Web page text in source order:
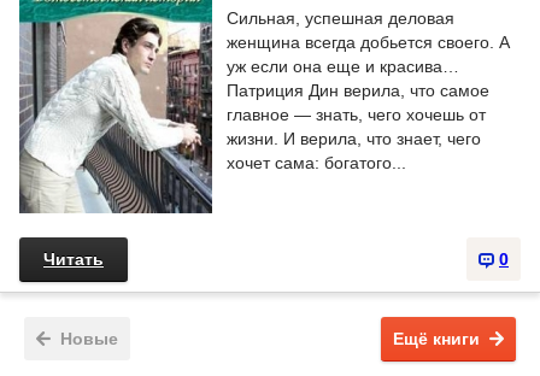
Сильная, успешная деловая
женщина всегда добьется своего. А
уж если она еще и красива…
Патриция Дин верила, что самое
главное — знать, чего хочешь от
жизни. И верила, что знает, чего
хочет сама: богатого...
0
Читать
Новые Ещё книги